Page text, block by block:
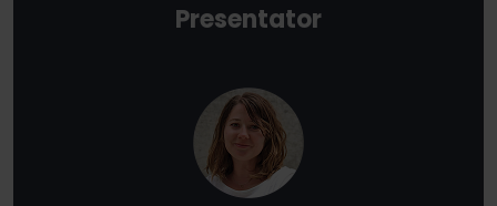
Presentator